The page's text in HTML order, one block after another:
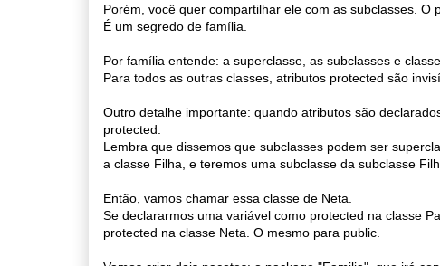
Porém, você quer compartilhar ele com as subclasses. O
É um segredo de família.
Por família entende: a superclasse, as subclasses e
Para todos as outras classes, atributos protected são
Outro detalhe importante: quando atributos são
protected.
Lembra que dissemos que subclasses podem ser
a classe Filha, e teremos uma subclasse da subclasse
Então, vamos chamar essa classe de Neta.
Se declararmos uma variável como protected na classe
protected na classe Neta. O mesmo para public.